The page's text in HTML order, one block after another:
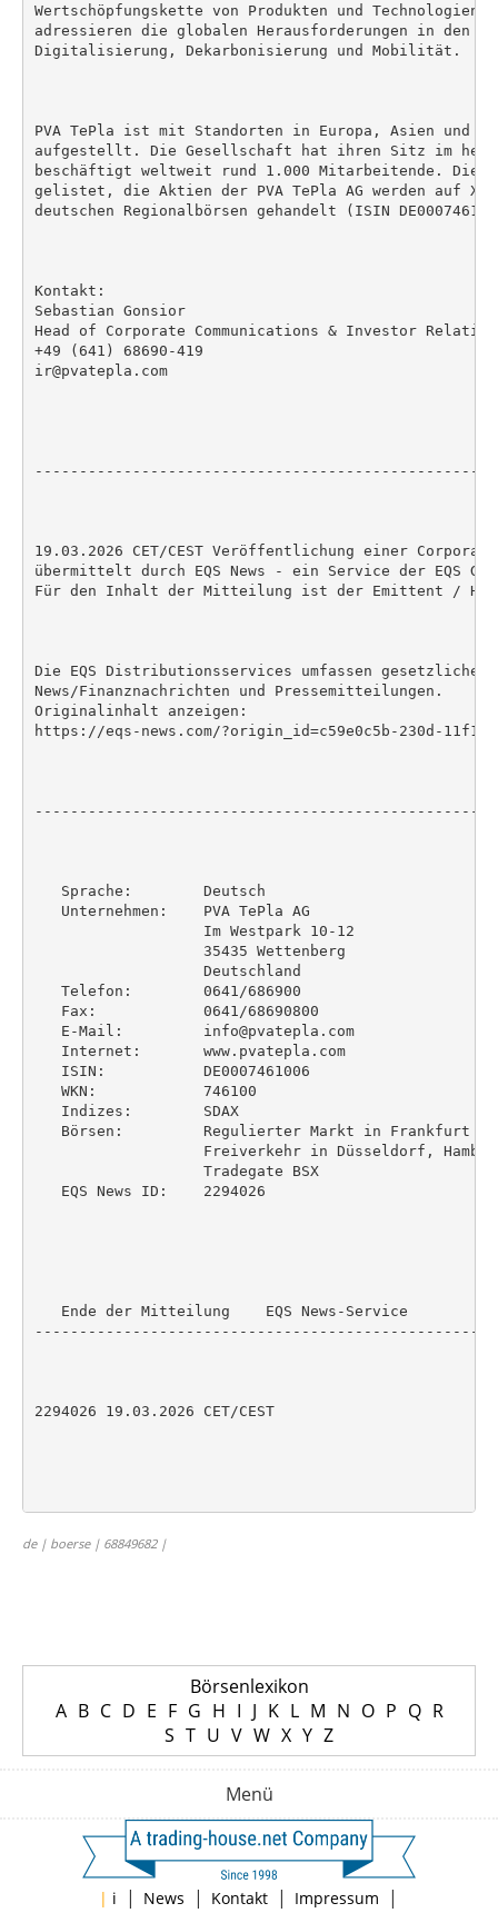
Wertschöpfungskette von Produkten und Technologien
adressieren die globalen Herausforderungen in den
Digitalisierung, Dekarbonisierung und Mobilität.
PVA TePla ist mit Standorten in Europa, Asien und
aufgestellt. Die Gesellschaft hat ihren Sitz im
beschäftigt weltweit rund 1.000 Mitarbeitende. Die
gelistet, die Aktien der PVA TePla AG werden auf
deutschen Regionalbörsen gehandelt (ISIN
Kontakt:
Sebastian Gonsior
Head of Corporate Communications & Investor
+49 (641) 68690-419
ir@pvatepla.com
19.03.2026 CET/CEST Veröffentlichung einer
übermittelt durch EQS News - ein Service der EQS
Für den Inhalt der Mitteilung ist der Emittent /
Die EQS Distributionsservices umfassen gesetzliche
News/Finanznachrichten und Pressemitteilungen.
Originalinhalt anzeigen:
https://eqs-news.com/?origin_id=c59e0c5b-230d-11f1-
   Sprache:        Deutsch
   Unternehmen:    PVA TePla AG
                   Im Westpark 10-12
                   35435 Wettenberg
                   Deutschland
   Telefon:        0641/686900
   Fax:            0641/68690800
   E-Mail:         info@pvatepla.com
   Internet:       www.pvatepla.com
   ISIN:           DE0007461006
   WKN:            746100
   Indizes:        SDAX
Börsen:         Regulierter Markt in Frankfurt
Freiverkehr in Düsseldorf,
                   Tradegate BSX
   EQS News ID:    2294026
   Ende der Mitteilung    EQS News-Service
2294026 19.03.2026 CET/CEST
de | boerse | 68849682 |
Börsenlexikon
A B C D E F G H I J K L M N O P Q R
S T U V W X Y Z
Menü
| i | News | Kontakt | Impressum
|